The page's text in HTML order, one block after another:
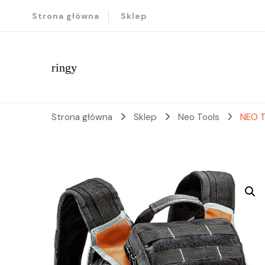
Strona główna Sklep
ringy
Strona główna Sklep Neo Tools NEO